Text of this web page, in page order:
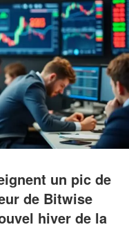
un pic de
de Bitwise
hiver de la